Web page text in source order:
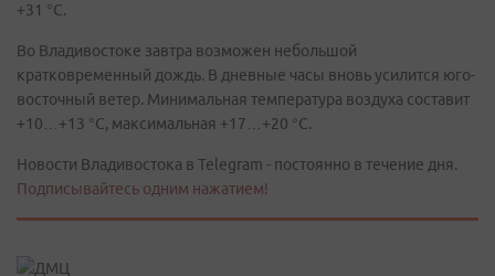
+31 °C.
Во Владивостоке завтра возможен небольшой
кратковременный дождь. В дневные часы вновь усилится юго-
восточный ветер. Минимальная температура воздуха составит
+10…+13 °C, максимальная +17…+20 °C.
Новости Владивостока в Telegram - постоянно в течение дня.
Подписывайтесь одним нажатием!